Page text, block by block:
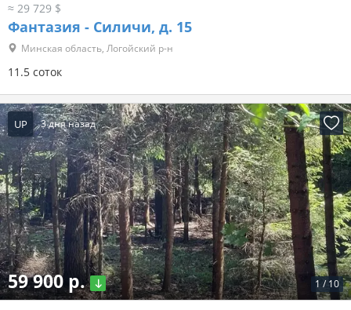
≈ 29 729 $
Фантазия - Силичи, д. 15
Минская область, Логойский р-н
11.5 соток
UP 3 дня назад
1 / 10
59 900 р.